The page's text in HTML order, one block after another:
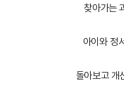
찾아가는
아이와 정
돌아보고 개